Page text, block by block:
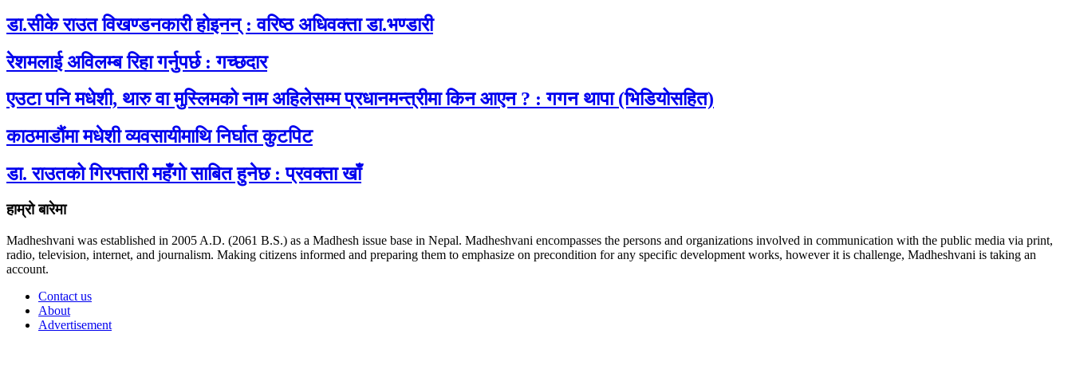
डा.सीके राउत विखण्डनकारी होइनन् : वरिष्ठ अधिवक्ता डा.भण्डारी
रेशमलाई अविलम्ब रिहा गर्नुपर्छ : गच्छदार
एउटा पनि मधेशी, थारु वा मुस्लिमको नाम अहिलेसम्म प्रधानमन्त्रीमा किन आएन ? : गगन थापा (भिडियोसहित)
काठमाडौंमा मधेशी व्यवसायीमाथि निर्घात कुटपिट
डा. राउतको गिरफ्तारी महँगो साबित हुनेछ : प्रवक्ता खाँ
हाम्रो बारेमा
Madheshvani was established in 2005 A.D. (2061 B.S.) as a Madhesh issue base in Nepal. Madheshvani encompasses the persons and organizations involved in communication with the public media via print,
radio, television, internet, and journalism. Making citizens informed and preparing them to emphasize on precondition for any specific development works, however it is challenge, Madheshvani is taking an
account.
Contact us
About
Advertisement